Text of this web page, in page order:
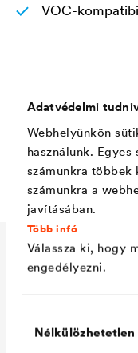
Adatvédelmi
Webhelyünkön
használunk.
számunkra
számunkra a
javításában.
Több infó
Válassza ki, hogy
engedélyezni.
kiválasztása
Nélkülözhetetlen
VOC-
Filmje a
Karcálló,
Magas
Műszaki
Consumption